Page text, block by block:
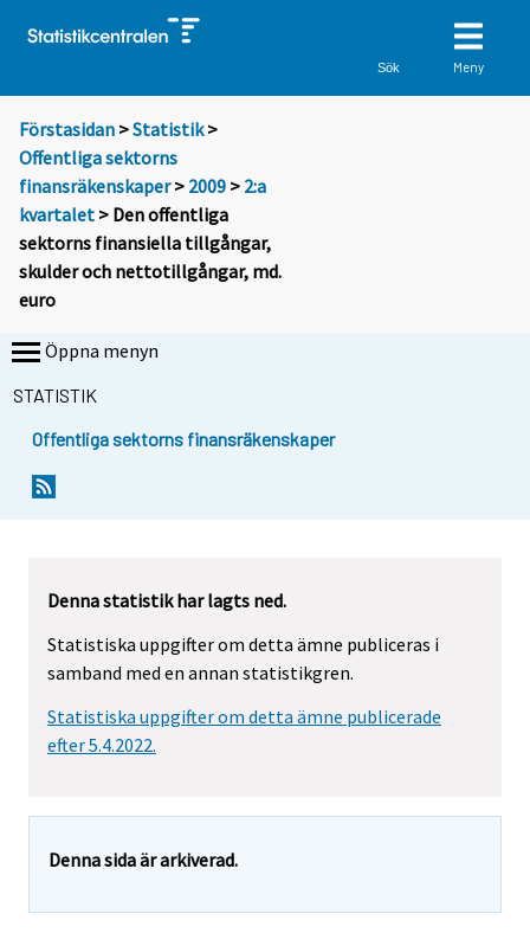
Sök Meny
Förstasidan >Statistik >
Offentliga sektorns
finansräkenskaper> 2009 > 2:a
kvartalet > Den offentliga
sektorns finansiella tillgångar,
skulder och nettotillgångar, md.
euro
Öppna menyn
STATISTIK
Offentliga sektorns finansräkenskaper
Denna statistik har lagts ned.
Statistiska uppgifter om detta ämne publiceras i
samband med en annan statistikgren.
Statistiska uppgifter om detta ämne publicerade
efter 5.4.2022.
Denna sida är arkiverad.